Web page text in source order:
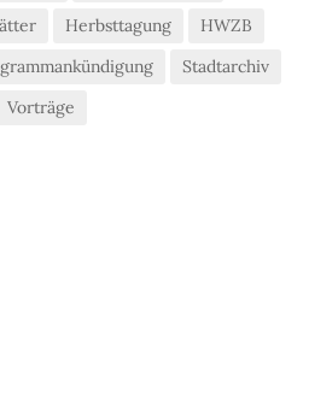
Herbsttagung
HWZB
Stadtarchiv
Vorträge